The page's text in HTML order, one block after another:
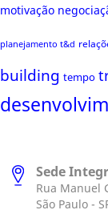
motivação
planejamento t&d
building tempo
Sede
Rua Manuel
São Paulo -